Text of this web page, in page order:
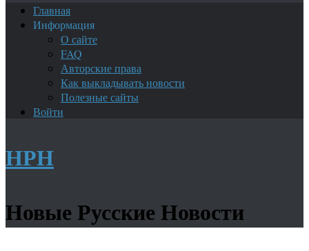
Главная
Информация
О сайте
FAQ
Авторские права
Как выкладывать новости
Полезные сайты
Войти
НРН
Новые Русские Новости